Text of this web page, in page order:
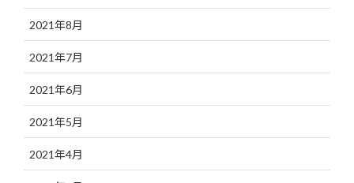
2021年8月
2021年7月
2021年6月
2021年5月
2021年4月